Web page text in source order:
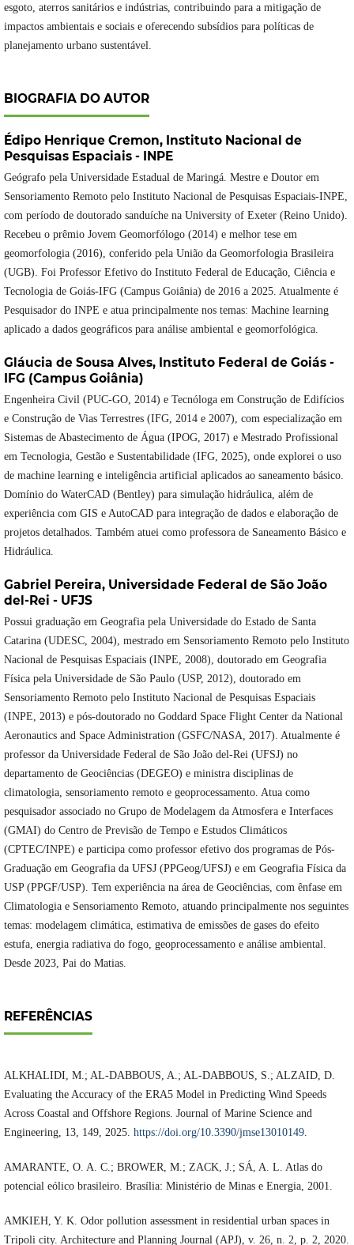
esgoto, aterros sanitários e indústrias, contribuindo para a mitigação de
impactos ambientais e sociais e oferecendo subsídios para políticas de
planejamento urbano sustentável.
BIOGRAFIA DO AUTOR
Édipo Henrique Cremon, Instituto Nacional de
Pesquisas Espaciais - INPE
Geógrafo pela Universidade Estadual de Maringá. Mestre e Doutor em
Sensoriamento Remoto pelo Instituto Nacional de Pesquisas Espaciais-INPE,
com período de doutorado sanduíche na University of Exeter (Reino Unido).
Recebeu o prêmio Jovem Geomorfólogo (2014) e melhor tese em
geomorfologia (2016), conferido pela União da Geomorfologia Brasileira
(UGB). Foi Professor Efetivo do Instituto Federal de Educação, Ciência e
Tecnologia de Goiás-IFG (Campus Goiânia) de 2016 a 2025. Atualmente é
Pesquisador do INPE e atua principalmente nos temas: Machine learning
aplicado a dados geográficos para análise ambiental e geomorfológica.
Gláucia de Sousa Alves, Instituto Federal de Goiás -
IFG (Campus Goiânia)
Engenheira Civil (PUC-GO, 2014) e Tecnóloga em Construção de Edifícios
e Construção de Vias Terrestres (IFG, 2014 e 2007), com especialização em
Sistemas de Abastecimento de Água (IPOG, 2017) e Mestrado Profissional
em Tecnologia, Gestão e Sustentabilidade (IFG, 2025), onde explorei o uso
de machine learning e inteligência artificial aplicados ao saneamento básico.
Domínio do WaterCAD (Bentley) para simulação hidráulica, além de
experiência com GIS e AutoCAD para integração de dados e elaboração de
projetos detalhados. Também atuei como professora de Saneamento Básico e
Hidráulica.
Gabriel Pereira, Universidade Federal de São João
del-Rei - UFJS
Possui graduação em Geografia pela Universidade do Estado de Santa
Catarina (UDESC, 2004), mestrado em Sensoriamento Remoto pelo Instituto
Nacional de Pesquisas Espaciais (INPE, 2008), doutorado em Geografia
Física pela Universidade de São Paulo (USP, 2012), doutorado em
Sensoriamento Remoto pelo Instituto Nacional de Pesquisas Espaciais
(INPE, 2013) e pós-doutorado no Goddard Space Flight Center da National
Aeronautics and Space Administration (GSFC/NASA, 2017). Atualmente é
professor da Universidade Federal de São João del-Rei (UFSJ) no
departamento de Geociências (DEGEO) e ministra disciplinas de
climatologia, sensoriamento remoto e geoprocessamento. Atua como
pesquisador associado no Grupo de Modelagem da Atmosfera e Interfaces
(GMAI) do Centro de Previsão de Tempo e Estudos Climáticos
(CPTEC/INPE) e participa como professor efetivo dos programas de Pós-
Graduação em Geografia da UFSJ (PPGeog/UFSJ) e em Geografia Física da
USP (PPGF/USP). Tem experiência na área de Geociências, com ênfase em
Climatologia e Sensoriamento Remoto, atuando principalmente nos seguintes
temas: modelagem climática, estimativa de emissões de gases do efeito
estufa, energia radiativa do fogo, geoprocessamento e análise ambiental.
Desde 2023, Pai do Matias.
REFERÊNCIAS
ALKHALIDI, M.; AL-DABBOUS, A.; AL-DABBOUS, S.; ALZAID, D.
Evaluating the Accuracy of the ERA5 Model in Predicting Wind Speeds
Across Coastal and Offshore Regions. Journal of Marine Science and
Engineering, 13, 149, 2025. https://doi.org/10.3390/jmse13010149.
AMARANTE, O. A. C.; BROWER, M.; ZACK, J.; SÁ, A. L. Atlas do
potencial eólico brasileiro. Brasília: Ministério de Minas e Energia, 2001.
AMKIEH, Y. K. Odor pollution assessment in residential urban spaces in
Tripoli city. Architecture and Planning Journal (APJ), v. 26, n. 2, p. 2, 2020.